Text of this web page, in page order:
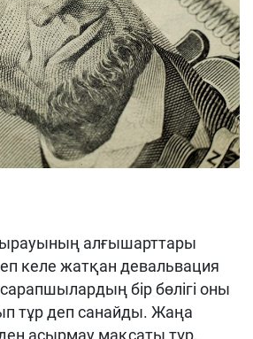
алғышарттары
келе жатқан девальвация
бір бөлігі оны
тұр деп санайды. Жаңа
асырмау мақсаты тұр.